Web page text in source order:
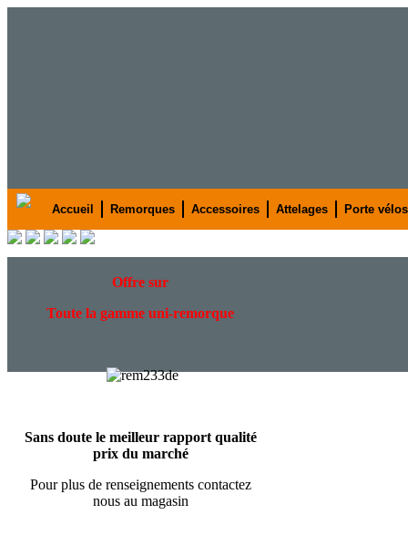
Accueil Remorques Accessoires Attelages Porte vélos
Offre sur
Toute la gamme uni-remorque
Sans doute le meilleur rapport qualité
prix du marché
Pour plus de renseignements contactez
nous au magasin